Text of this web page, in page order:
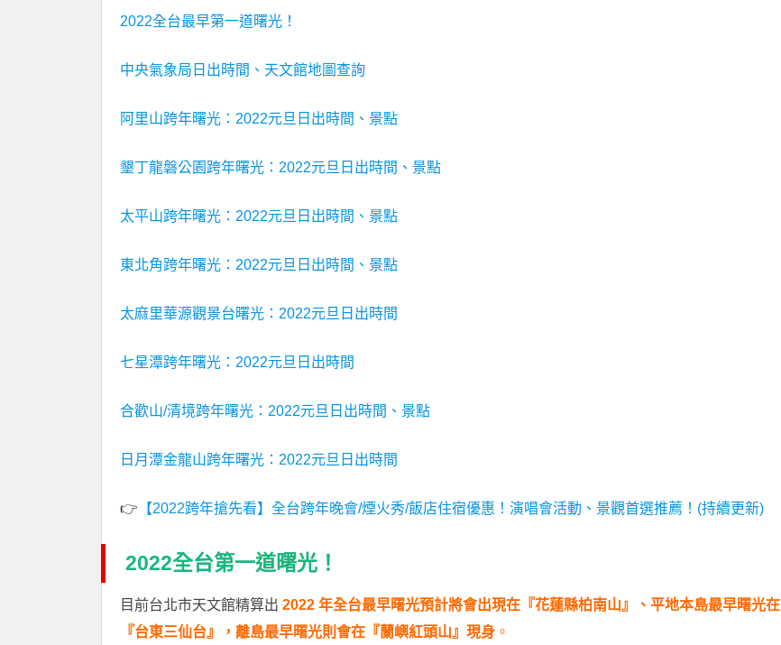
2022全台最早第一道曙光！
中央氣象局日出時間、天文館地圖查詢
阿里山跨年曙光：2022元旦日出時間、景點
墾丁龍磐公園跨年曙光：2022元旦日出時間、景點
太平山跨年曙光：2022元旦日出時間、景點
東北角跨年曙光：2022元旦日出時間、景點
太麻里華源觀景台曙光：2022元旦日出時間
七星潭跨年曙光：2022元旦日出時間
合歡山/清境跨年曙光：2022元旦日出時間、景點
日月潭金龍山跨年曙光：2022元旦日出時間
👉 【2022跨年搶先看】全台跨年晚會/煙火秀/飯店住宿優惠！演唱會活動、景觀首選推薦！(持續更新)
2022全台第一道曙光！
目前台北市天文館精算出 2022 年全台最早曙光預計將會出現在『花蓮縣柏南山』、平地本島最早曙光在
『台東三仙台』，離島最早曙光則會在『蘭嶼紅頭山』現身 。